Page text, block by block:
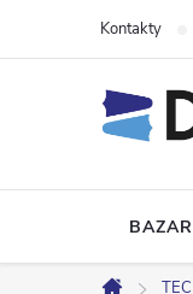
Kontakty
BAZAR